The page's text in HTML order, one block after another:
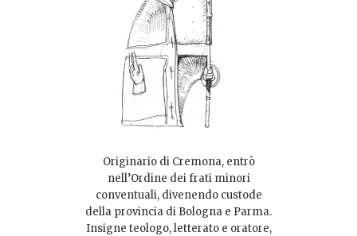
Originario di Cremona, entrò
nell’Ordine dei frati minori
conventuali, divenendo custode
della provincia di Bologna e Parma.
Insigne teologo, letterato e oratore,